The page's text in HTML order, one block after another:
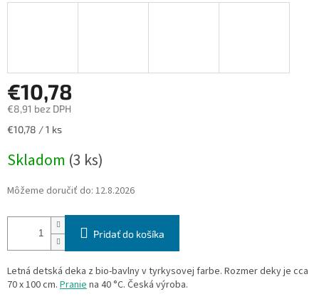
€10,78
€8,91 bez DPH
Jednotková
€10,78 / 1 ks
Skladom (3 ks)
Môžeme doručiť do: 12.8.2026
Pridať do košíka
Letná detská deka z bio-bavlny v tyrkysovej farbe. Rozmer deky je cca
70 x 100 cm. Praniena 40 °C. Česká výroba.